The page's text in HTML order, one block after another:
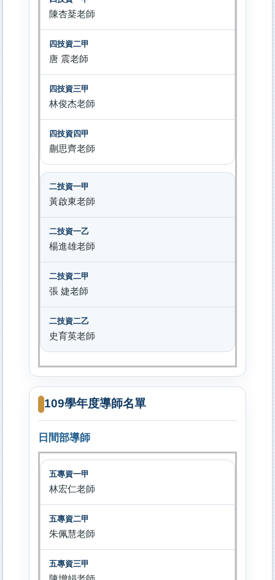
陳杏棻老師
唐 震老師
林俊杰老師
蒯思齊老師
黃啟東老師
楊進雄老師
張 婕老師
史育英老師
109學年度導師名單
日間部導師
林宏仁老師
朱佩慧老師